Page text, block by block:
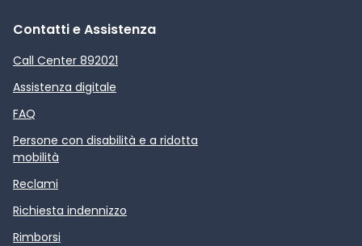
Contatti e Assistenza
Call Center 892021
Assistenza digitale
FAQ
Persone con disabilità e a ridotta
mobilità
Reclami
Richiesta indennizzo
Rimborsi